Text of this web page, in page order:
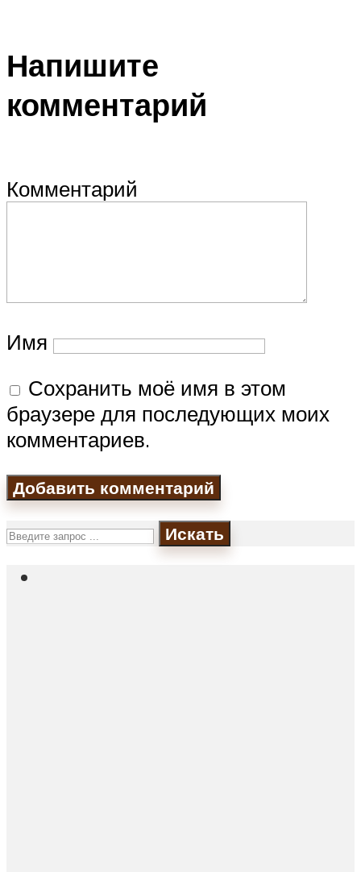
Напишите
комментарий
Комментарий
Имя
Сохранить моё имя в этом
браузере для последующих моих
комментариев.
Искать